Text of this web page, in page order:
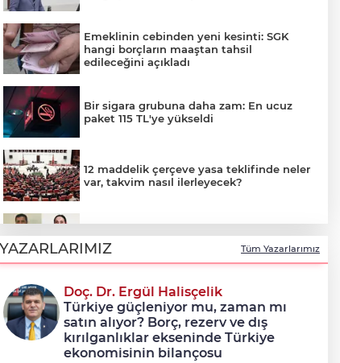
Emeklinin cebinden yeni kesinti: SGK
hangi borçların maaştan tahsil
edileceğini açıkladı
Bir sigara grubuna daha zam: En ucuz
paket 115 TL'ye yükseldi
12 maddelik çerçeve yasa teklifinde neler
var, takvim nasıl ilerleyecek?
tahliye olacak mı?
12 maddelik 'çerçeve yasa' teklifinin tam
metni
YAZARLARIMIZ Tüm Yazarlarımız
Doç. Dr. Ergül Halisçelik
Türkiye güçleniyor mu, zaman mı
satın alıyor? Borç, rezerv ve dış
kırılganlıklar ekseninde Türkiye
ekonomisinin bilançosu